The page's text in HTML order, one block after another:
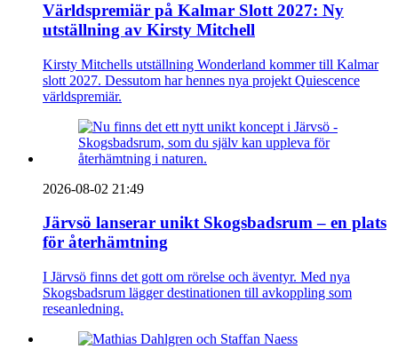
Världspremiär på Kalmar Slott 2027: Ny
utställning av Kirsty Mitchell
Kirsty Mitchells utställning Wonderland kommer till Kalmar
slott 2027. Dessutom har hennes nya projekt Quiescence
världspremiär.
2026-08-02 21:49
Järvsö lanserar unikt Skogsbadsrum – en plats
för återhämtning
I Järvsö finns det gott om rörelse och äventyr. Med nya
Skogsbadsrum lägger destinationen till avkoppling som
reseanledning.